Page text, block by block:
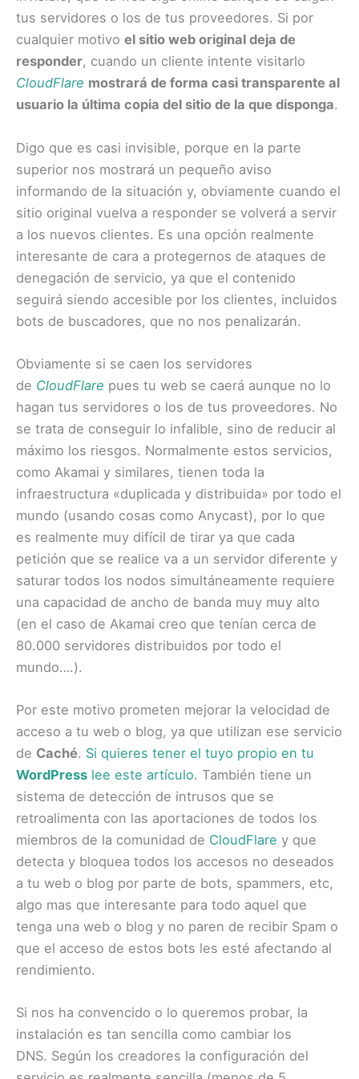
tus servidores o los de tus proveedores. Si por
cualquier motivo el sitio web original deja de
responder, cuando un cliente intente visitarlo
CloudFlare mostrará de forma casi transparente al
usuario la última copia del sitio de la que disponga.
Digo que es casi invisible, porque en la parte
superior nos mostrará un pequeño aviso
informando de la situación y, obviamente cuando el
sitio original vuelva a responder se volverá a servir
a los nuevos clientes. Es una opción realmente
interesante de cara a protegernos de ataques de
denegación de servicio, ya que el contenido
seguirá siendo accesible por los clientes, incluidos
bots de buscadores, que no nos penalizarán.
Obviamente si se caen los servidores
de CloudFlare pues tu web se caerá aunque no lo
hagan tus servidores o los de tus proveedores. No
se trata de conseguir lo infalible, sino de reducir al
máximo los riesgos. Normalmente estos servicios,
como Akamai y similares, tienen toda la
infraestructura «duplicada y distribuida» por todo el
mundo (usando cosas como Anycast), por lo que
es realmente muy difícil de tirar ya que cada
petición que se realice va a un servidor diferente y
saturar todos los nodos simultáneamente requiere
una capacidad de ancho de banda muy muy alto
(en el caso de Akamai creo que tenían cerca de
80.000 servidores distribuidos por todo el
mundo….).
Por este motivo prometen mejorar la velocidad de
acceso a tu web o blog, ya que utilizan ese servicio
de Caché. Si quieres tener el tuyo propio en tu
WordPress lee este artículo. También tiene un
sistema de detección de intrusos que se
retroalimenta con las aportaciones de todos los
miembros de la comunidad de CloudFlare y que
detecta y bloquea todos los accesos no deseados
a tu web o blog por parte de bots, spammers, etc,
algo mas que interesante para todo aquel que
tenga una web o blog y no paren de recibir Spam o
que el acceso de estos bots les esté afectando al
rendimiento.
Si nos ha convencido o lo queremos probar, la
instalación es tan sencilla como cambiar los
DNS. Según los creadores la configuración del